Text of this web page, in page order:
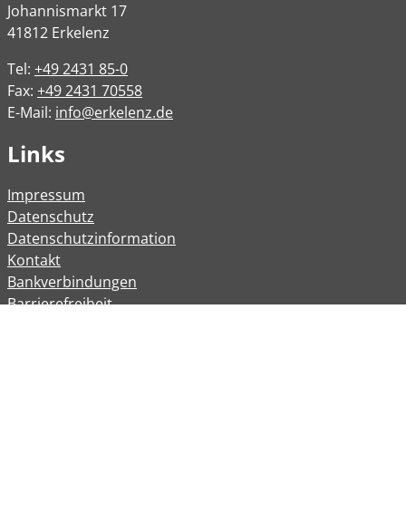
Johannismarkt 17
41812 Erkelenz
Tel: +49 2431 85-0
Fax: +49 2431 70558
E-Mail: info@erkelenz.de
Links
Impressum
Datenschutz
Datenschutzinformation
Kontakt
Bankverbindungen
Barrierefreiheit